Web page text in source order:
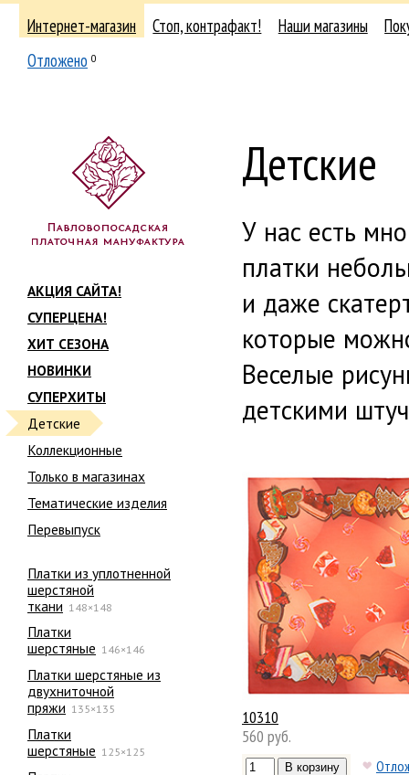
Интернет-магазин Стоп, контрафакт! Наши магазины
Отложено 0
АКЦИЯ САЙТА!
СУПЕРЦЕНА!
ХИТ СЕЗОНА
НОВИНКИ
СУПЕРХИТЫ
Детские
Коллекционные
Только в магазинах
Тематические изделия
Перевыпуск
Платки из уплотненной
шерстяной
ткани 148×148
Платки
шерстяные 146×146
Платки шерстяные из
двухниточной
пряжи 135×135
Платки
шерстяные 125×125
Детские
У нас есть
платки
и даже
которые
Веселые
детскими
10310
560 руб.